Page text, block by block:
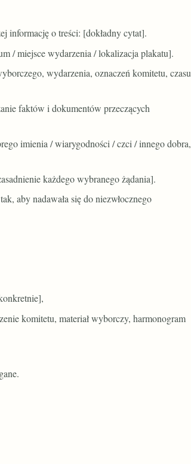
informację o treści: [dokładny cytat].
/ miejsce wydarzenia / lokalizacja plakatu].
wydarzenia, oznaczeń komitetu, czasu
faktów i dokumentów przeczących
imienia / wiarygodności / czci / innego dobra,
każdego wybranego żądania].
aby nadawała się do niezwłocznego
komitetu, materiał wyborczy, harmonogram